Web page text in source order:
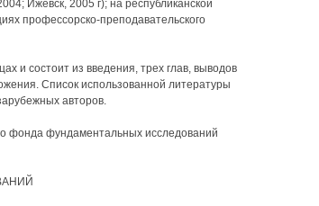
Ижевск, 2005 г); на республиканской
профессорско-преподавательского
и состоит из введения, трех глав, выводов
Список использованной литературы
авторов.
фонда фундаментальных исследований